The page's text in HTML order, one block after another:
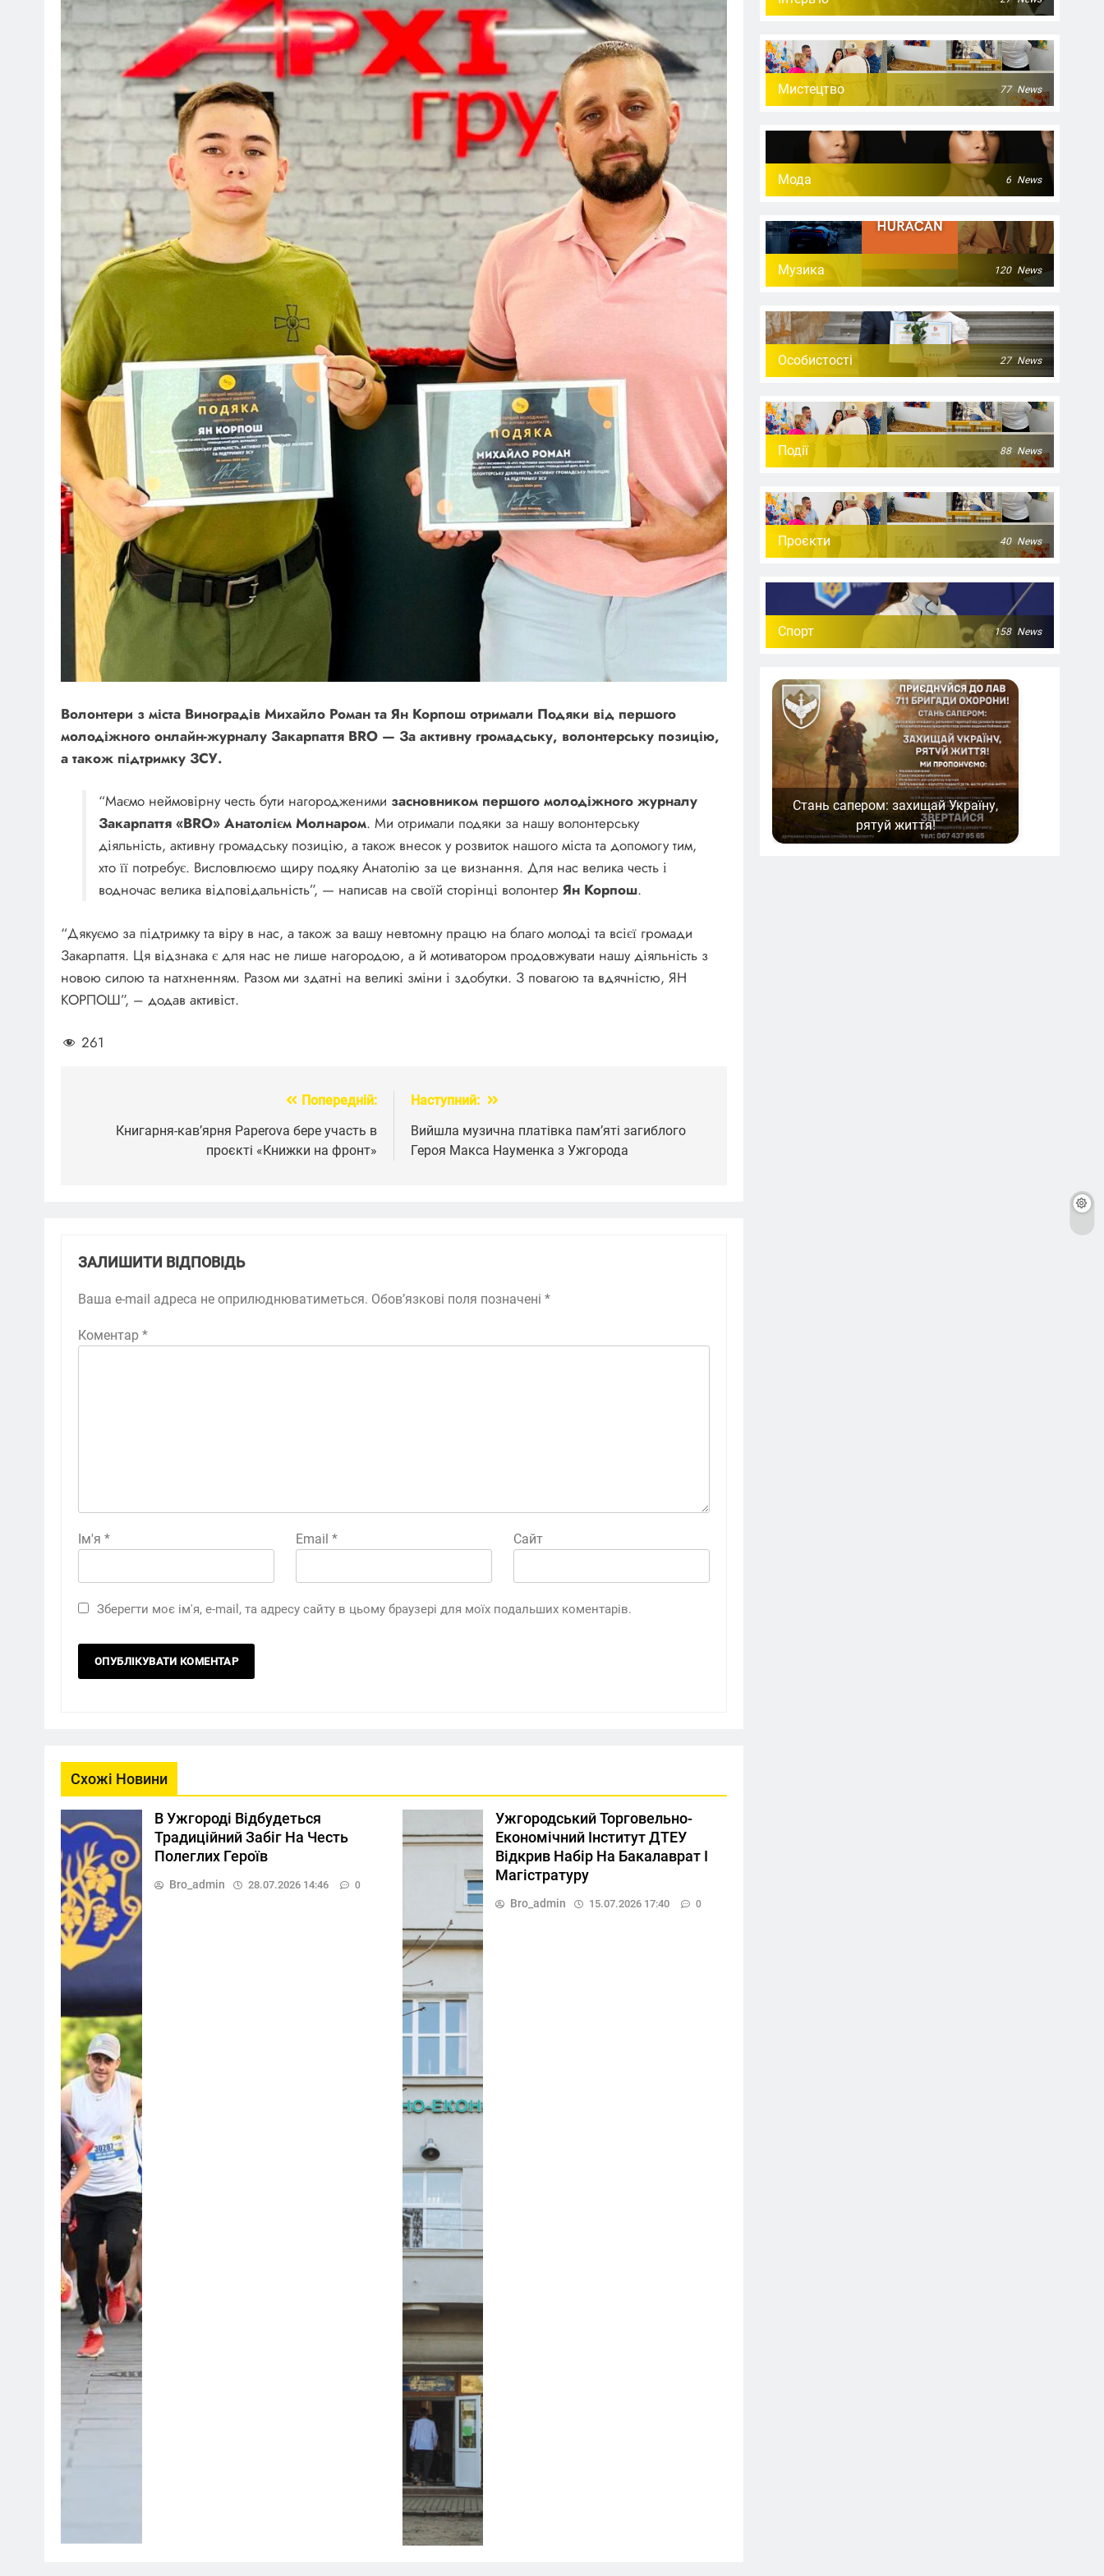
Волонтери з міста Виноградів Михайло Роман та Ян Корпош отримали Подяки від першого
молодіжного онлайн-журналу Закарпаття BRO — За активну громадську, волонтерську позицію,
а також підтримку ЗСУ.
“Маємо неймовірну честь бути нагородженими засновником першого молодіжного журналу
Закарпаття «BRO» Анатолієм Молнаром. Ми отримали подяки за нашу волонтерську
діяльність, активну громадську позицію, а також внесок у розвиток нашого міста та допомогу тим,
хто її потребує. Висловлюємо щиру подяку Анатолію за це визнання. Для нас велика честь і
водночас велика відповідальність”, — написав на своїй сторінці волонтер Ян Корпош.
“Дякуємо за підтримку та віру в нас, а також за вашу невтомну працю на благо молоді та всієї громади
Закарпаття. Ця відзнака є для нас не лише нагородою, а й мотиватором продовжувати нашу діяльність з
новою силою та натхненням. Разом ми здатні на великі зміни і здобутки. З повагою та вдячністю, ЯН
КОРПОШ”, – додав активіст.
261
записів
Попередній:
Книгарня-кав’ярня Paperova бере участь в
проєкті «Книжки на фронт»
Наступний:
Вийшла музична платівка пам’яті загиблого
Героя Макса Науменка з Ужгорода
ЗАЛИШИТИ ВІДПОВІДЬ
Ваша e-mail адреса не оприлюднюватиметься. Обов’язкові поля позначені *
Коментар *
Ім'я * Email* Сайт
Зберегти моє ім'я, e-mail, та адресу сайту в цьому браузері для моїх подальших коментарів.
Схожі Новини
В Ужгороді Відбудеться
Традиційний Забіг На Честь
Полеглих Героїв
Bro_admin 28.07.2026 14:46 0
Ужгородський Торговельно-
Економічний Інститут ДТЕУ
Відкрив Набір На Бакалаврат І
Магістратуру
Bro_admin 15.07.2026 17:40 0
Мистецтво 77 News
Мода 6 News
Музика 120 News
Особистості 27 News
Події 88 News
Проєкти 40 News
Спорт 158 News
Стань сапером: захищай Україну,
рятуй життя!